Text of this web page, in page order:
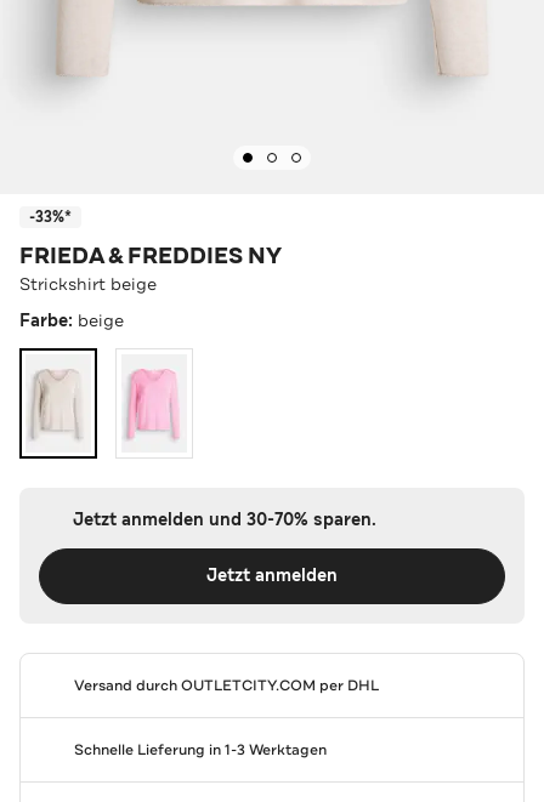
-33%*
FRIEDA & FREDDIES NY
Strickshirt beige
Farbe: beige
Jetzt anmelden und 30-70% sparen.
Jetzt anmelden
Versand durchOUTLETCITY.COM per DHL
Schnelle Lieferung in 1-3 Werktagen